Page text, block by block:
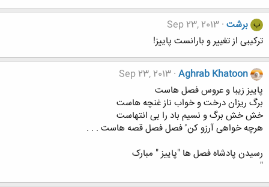
ب برشت Sep 23, 2013
تركيبى از تغيير و بارانست پاييز!
Aghrab Khatoon
Sep 23, 2013
پاییز زیبا و عروس فصل هاست
برگ ریزان درخت و خواب ناز غنچه هاست
خش خش برگ و نسیم باد را بی انتهاست
هرچه خواهی آرزو کن ُ فصل فصل قصه هاست . . .
رسیدن پادشاه فصل ها "پاییز " مبارک
"